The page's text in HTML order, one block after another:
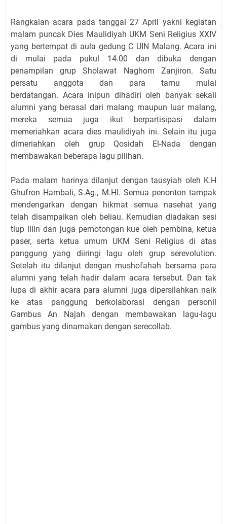
Rangkaian acara pada tanggal 27 April yakni kegiatan
malam puncak Dies Maulidiyah UKM Seni Religius XXIV
yang bertempat di aula gedung C UIN Malang. Acara ini
di mulai pada pukul 14.00 dan dibuka dengan
penampilan grup Sholawat Naghom Zanjiron. Satu
persatu anggota dan para tamu mulai
berdatangan. Acara inipun dihadiri oleh banyak sekali
alumni yang berasal dari malang maupun luar malang,
mereka semua juga ikut berpartisipasi dalam
memeriahkan acara dies maulidiyah ini. Selain itu juga
dimeriahkan oleh grup Qosidah El-Nada dengan
membawakan beberapa lagu pilihan.
Pada malam harinya dilanjut dengan tausyiah oleh K.H
Ghufron Hambali, S.Ag., M.HI. Semua penonton tampak
mendengarkan dengan hikmat semua nasehat yang
telah disampaikan oleh beliau. Kemudian diadakan sesi
tiup lilin dan juga pemotongan kue oleh pembina, ketua
paser, serta ketua umum UKM Seni Religius di atas
panggung yang diiringi lagu oleh grup serevolution.
Setelah itu dilanjut dengan mushofahah bersama para
alumni yang telah hadir dalam acara tersebut. Dan tak
lupa di akhir acara para alumni juga dipersilahkan naik
ke atas panggung berkolaborasi dengan personil
Gambus An Najah dengan membawakan lagu-lagu
gambus yang dinamakan dengan serecollab.